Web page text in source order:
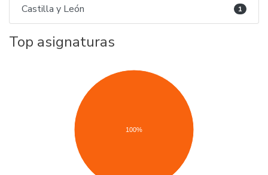
Castilla y León 1
Top asignaturas
100%